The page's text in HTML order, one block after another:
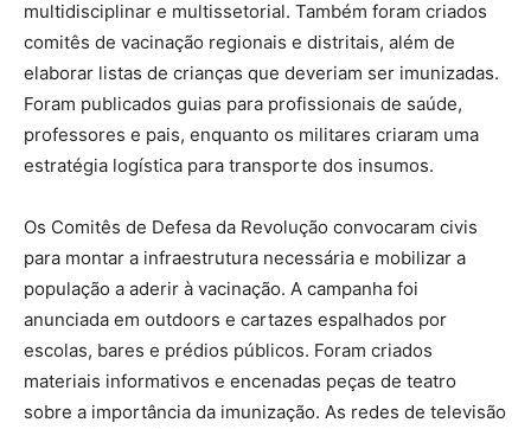
multidisciplinar e multissetorial. Também foram criados
comitês de vacinação regionais e distritais, além de
elaborar listas de crianças que deveriam ser imunizadas.
Foram publicados guias para profissionais de saúde,
professores e pais, enquanto os militares criaram uma
estratégia logística para transporte dos insumos.
Os Comitês de Defesa da Revolução convocaram civis
para montar a infraestrutura necessária e mobilizar a
população a aderir à vacinação. A campanha foi
anunciada em outdoors e cartazes espalhados por
escolas, bares e prédios públicos. Foram criados
materiais informativos e encenadas peças de teatro
sobre a importância da imunização. As redes de televisão